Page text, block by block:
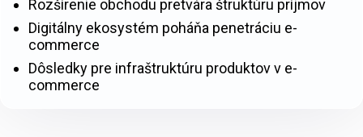
Rozšírenie obchodu pretvára štruktúru príjmov
Digitálny ekosystém poháňa penetráciu e-
commerce
Dôsledky pre infraštruktúru produktov v e-
commerce